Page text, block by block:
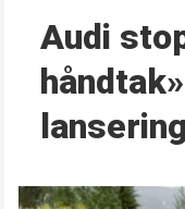
Audi
lansering